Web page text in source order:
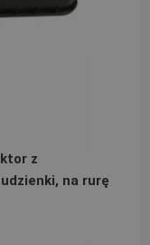
z
na rurę